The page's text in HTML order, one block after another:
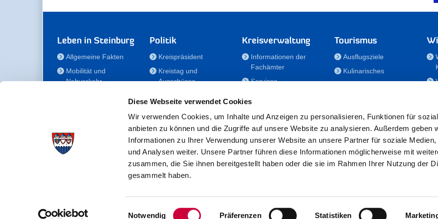
Diese Webseite verwendet Cookies
Wir verwenden Cookies, um Inhalte und Anzeigen zu personalisieren, Funktionen für
anbieten zu können und die Zugriffe auf unsere Website zu analysieren. Außerdem geben
Informationen zu Ihrer Verwendung unserer Website an unsere Partner für soziale Medien,
und Analysen weiter. Unsere Partner führen diese Informationen möglicherweise mit
zusammen, die Sie ihnen bereitgestellt haben oder die sie im Rahmen Ihrer Nutzung der
gesammelt haben.
Einwilligungsauswahl
Notwendig Präferenzen Statistiken
Leben in Steinburg
Allgemeine Fakten
Mobilität und
Nahverkehr
Gesundheit
Bildung
Politik
Kreispräsident
Kreistag und
Ausschüsse
für Menschen mit
Behinderung
Der
Kreisseniorenbeirat
Förderstiftung
Fördergesellschaft/Sportförderung
Kreisverwaltung
Informationen der
Fachämter
Services
Nachwuchskräfte
Notdienste
Bekanntmachungen
Formulare/Downloads
RSS-Feeds
Tourismus
Ausflugsziele
Kulinarisches
Veranstaltungen
Kreisverwaltung Steinburg · Viktoriastraße 16-18 · 25524 Itzehoe · Telefon: 04821/69-0 · Fax: 04821/699-356 · E-Mail: